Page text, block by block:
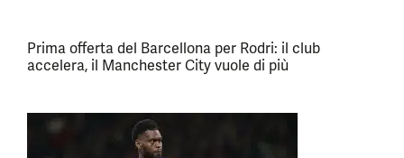
Prima offerta del Barcellona per Rodri: il club
accelera, il Manchester City vuole di più